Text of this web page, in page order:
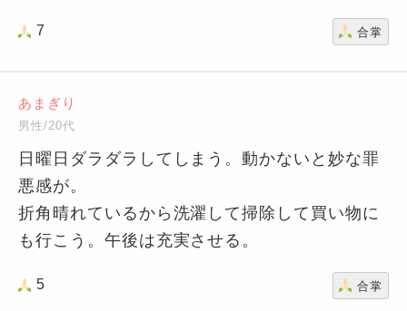
7 合掌
あまぎり
男性/20代
日曜日ダラダラしてしまう。動かないと妙な罪
悪感が。
折角晴れているから洗濯して掃除して買い物に
も行こう。午後は充実させる。
5 合掌